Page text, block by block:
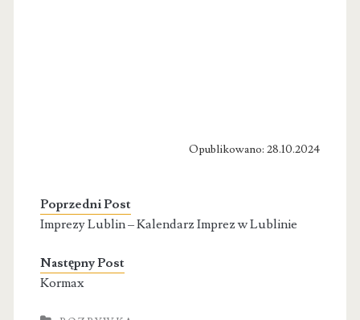
Opublikowano: 28.10.2024
Poprzedni Post
Imprezy Lublin – Kalendarz Imprez w Lublinie
Następny Post
Kormax